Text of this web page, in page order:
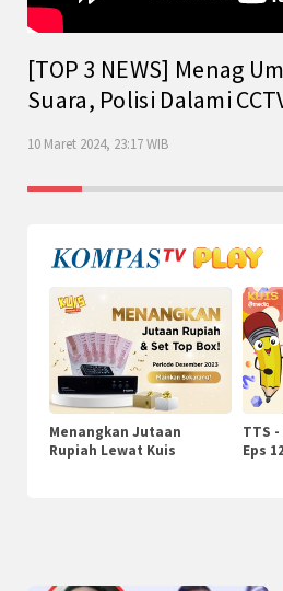
[TOP 3 NEWS] Menag
Suara, Polisi Dalami
10 Maret 2024, 23:17 WIB
Menangkan Jutaan
Rupiah Lewat Kuis
TTS
Eps